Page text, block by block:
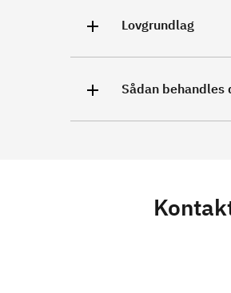
Lovgrundlag
Sådan behandles